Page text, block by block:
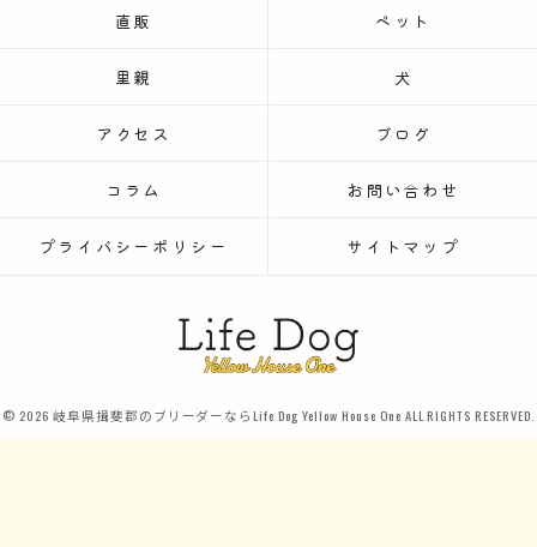
直販 ペット
里親 犬
アクセス ブログ
コラム お問い合わせ
プライバシーポリシー サイトマップ
© 2026 岐阜県揖斐郡のブリーダーならLife Dog Yellow House One ALL RIGHTS RESERVED.